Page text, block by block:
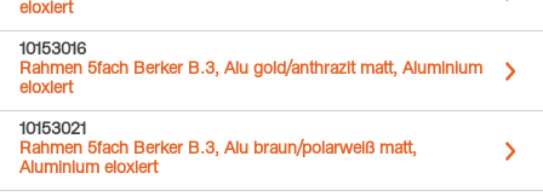
eloxiert
10153016
Rahmen 5fach Berker B.3, Alu gold/anthrazit matt, Aluminium
eloxiert
10153021
Rahmen 5fach Berker B.3, Alu braun/polarweiß matt,
Aluminium eloxiert